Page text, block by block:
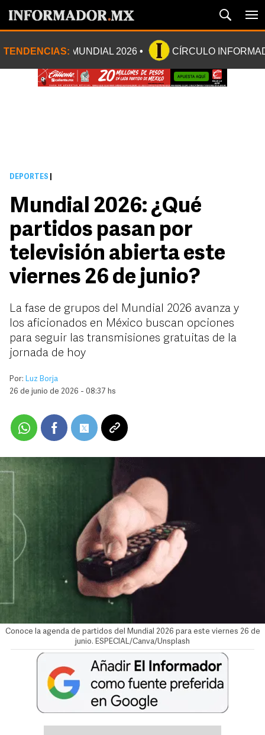
TENDENCIAS: MUNDIAL 2026 CÍRCULO
DEPORTES
Mundial 2026: ¿Qué
partidos pasan por
televisión abierta este
viernes 26 de junio?
La fase de grupos del Mundial 2026 avanza y
los aficionados en México buscan opciones
para seguir las transmisiones gratuitas de la
jornada de hoy
Por: Luz Borja
26 de junio de 2026 - 08:37 hs
Conoce la agenda de partidos del Mundial 2026 para este viernes 26 de
junio. ESPECIAL/Canva/Unsplash